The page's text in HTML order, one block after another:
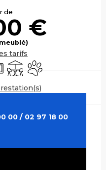
de
€
tarifs
TerrasseAnimaux acceptés
00 / 02 97 18 00